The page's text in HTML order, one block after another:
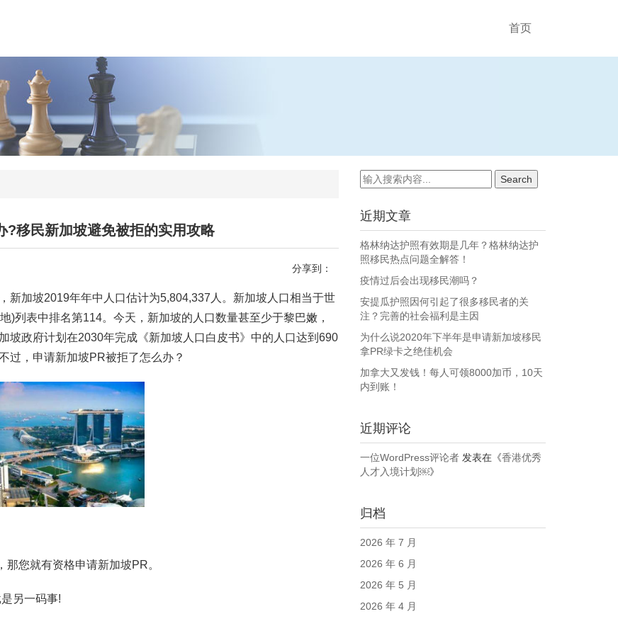
首页
?移民新加坡避免被拒的实用攻略
分享到：
新加坡2019年年中人口估计为5,804,337人。新加坡人口相当于世
)列表中排名第114。今天，新加坡的人口数量甚至少于黎巴嫩，
坡政府计划在2030年完成《新加坡人口白皮书》中的人口达到690
过，申请新加坡PR被拒了怎么办？
您就有资格申请新加坡PR。
另一码事!
近期文章
格林纳达护照有效期是几年？格林纳达护
照移民热点问题全解答！
疫情过后会出现移民潮吗？
安提瓜护照因何引起了很多移民者的关
注？完善的社会福利是主因
为什么说2020年下半年是申请新加坡移民
拿PR绿卡之绝佳机会
加拿大又发钱！每人可领8000加币，10天
内到账！
近期评论
一位WordPress评论者发表在《香港优秀
人才入境计划￼》
归档
2026 年 7 月
2026 年 6 月
2026 年 5 月
2026 年 4 月